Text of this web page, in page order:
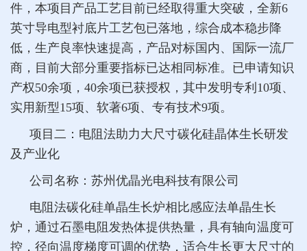
件，本项目产品工艺目前已经取得重大突破，全新6
英寸导电型衬底片工艺包已落地，综合成本稳步降
低，生产良率快速提高，产品对标国内、国际一流厂
商，目前大部分重要指标已达相同标准。已申请知识
产权50余项，40余项已获授权，其中发明专利10项、
实用新型15项、软著6项、专有技术9项。
项目二 ：电阻法助力大尺寸碳化硅晶体生长研发
及产业化
公司名称：苏州优晶光电科技有限公司
电阻法碳化硅单晶生长炉相比感应法单晶生长
炉，通过石墨电阻发热体提供热量，具有轴向温度可
控，径向温度梯度可调的优势，适合生长更大尺寸的